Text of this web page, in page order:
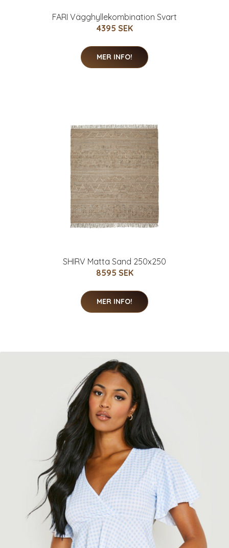
FARI Vägghyllekombination Svart
4395 SEK
MER INFO!
SHIRV Matta Sand 250x250
8595 SEK
MER INFO!